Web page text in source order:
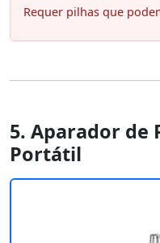
Requer pilhas que
5. Aparador de
Portátil ‎